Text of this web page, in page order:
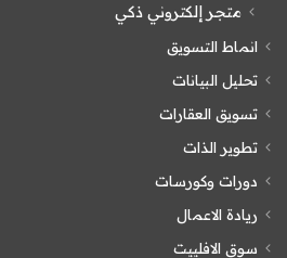
متجر إلكتروني ذكي
انماط التسويق
تحليل البيانات
تسويق العقارات
تطوير الذات
دورات وكورسات
ريادة الاعمال
سوق الافلييت